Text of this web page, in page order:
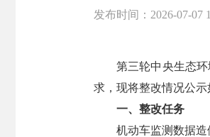
发布时间： 2026-07-07
第三轮中央生态
求，现将整改情况公示
一、整改任务
机动车监测数据造